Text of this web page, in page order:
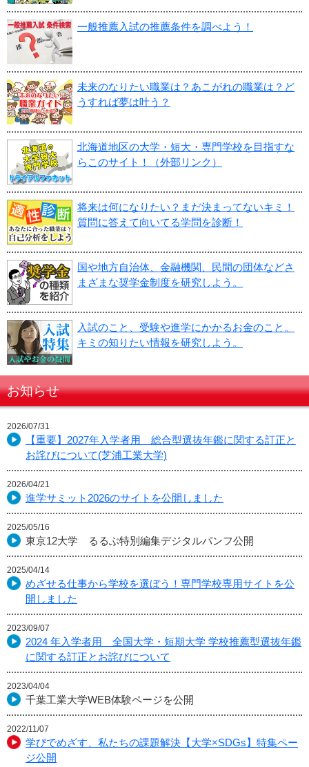
一般推薦入試の推薦条件を調べよう！
未来のなりたい職業は？あこがれの職業は？ど
うすれば夢は叶う？
北海道地区の大学・短大・専門学校を目指すな
らこのサイト！（外部リンク）
将来は何になりたい？まだ決まってないキミ！
質問に答えて向いてる学問を診断！
国や地方自治体、金融機関、民間の団体などさ
まざまな奨学金制度を研究しよう。
入試のこと、受験や進学にかかるお金のこと。
キミの知りたい情報を研究しよう。
お知らせ
2026/07/31
【重要】2027年入学者用 総合型選抜年鑑に関する訂正と
お詫びについて(芝浦工業大学)
2026/04/21
進学サミット2026のサイトを公開しました
2025/05/16
東京12大学 るるぶ特別編集デジタルパンフ公開
2025/04/14
めざせる仕事から学校を選ぼう！専門学校専用サイトを公
開しました
2023/09/07
2024 年入学者用 全国大学・短期大学 学校推薦型選抜年鑑
に関する訂正とお詫びについて
2023/04/04
千葉工業大学WEB体験ページを公開
2022/11/07
学びでめざす、私たちの課題解決【大学×SDGs】特集ペー
ジ公開